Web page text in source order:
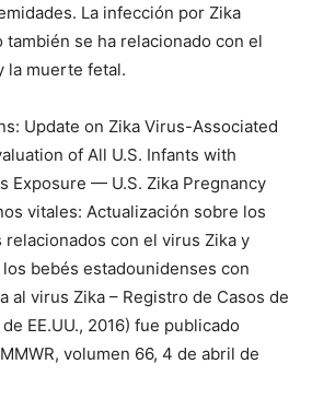
La infección por Zika
también se ha relacionado con el
la muerte fetal.
Update on Zika Virus-Associated
of All U.S. Infants with
Exposure — U.S. Zika Pregnancy
vitales: Actualización sobre los
con el virus Zika y
bebés estadounidenses con
al virus Zika – Registro de Casos de
EE.UU., 2016) fue publicado
volumen 66, 4 de abril de